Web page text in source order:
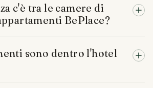
c'è tra le camere di
BePlace?
sono dentro l'hotel